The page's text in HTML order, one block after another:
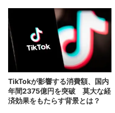
TikTokが影響する消費額、国内
年間2375億円を突破 莫大な経
済効果をもたらす背景とは？